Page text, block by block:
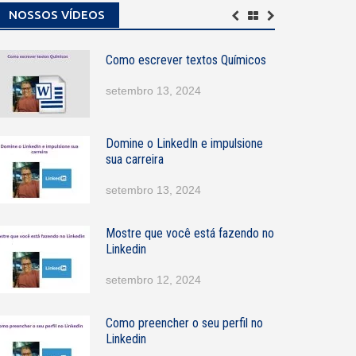
Vez por Todasd
Fontes Naturais
NOSSOS VÍDEOS
Como escrever textos Químicos
setembro 13, 2024
Domine o LinkedIn e impulsione
sua carreira
setembro 13, 2024
Mostre que você está fazendo no
Linkedin
setembro 12, 2024
Como preencher o seu perfil no
Linkedin